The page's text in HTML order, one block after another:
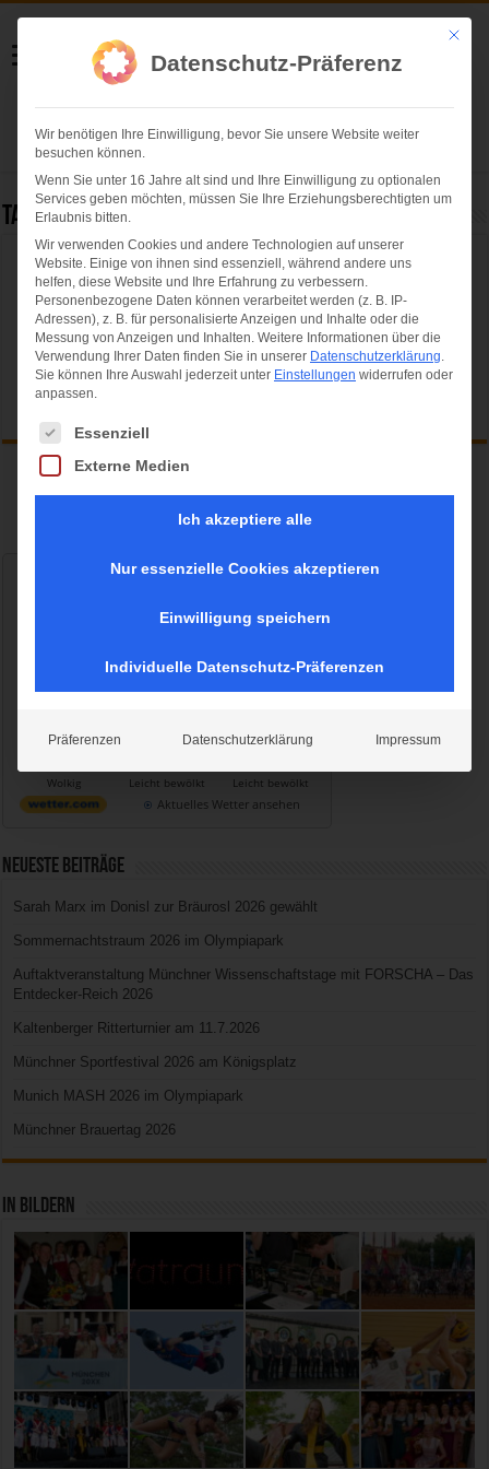
Helmut Swoboda
Fotografie
Herzlich willkommen
Tag Archives:
Leider nichts gefunden...
Entschuldige bitte, aber der von Ihnen angeforderte Seite konnte
nicht gefunden werden...
Wetter München
20 / 24°C
Fr, 07.08.
Wolkig
Sa, 08.08.
Leicht bewölkt
So, 09.08.
Leicht bewölkt
Aktuelles Wetter ansehen
Neueste Beiträge
Sarah Marx im Donisl zur Bräurosl 2026 gewählt
Sommernachtstraum 2026 im Olympiapark
Auftaktveranstaltung Münchner Wissenschaftstage mit FORSCHA – Das
Entdecker-Reich 2026
Kaltenberger Ritterturnier am 11.7.2026
Münchner Sportfestival 2026 am Königsplatz
Munich MASH 2026 im Olympiapark
Münchner Brauertag 2026
In Bildern
Mit
Datenschutz-Präferenz
Wir benötigen Ihre Einwilligung, bevor Sie unsere Website weiter
besuchen können.
Wenn Sie unter 16 Jahre alt sind und Ihre Einwilligung zu optionalen
Services geben möchten, müssen Sie Ihre Erziehungsberechtigten um
Erlaubnis bitten.
Wir verwenden Cookies und andere Technologien auf unserer
Website. Einige von ihnen sind essenziell, während andere uns
helfen, diese Website und Ihre Erfahrung zu verbessern.
Personenbezogene Daten können verarbeitet werden (z. B. IP-
Adressen), z. B. für personalisierte Anzeigen und Inhalte oder die
Messung von Anzeigen und Inhalten. Weitere Informationen über die
Verwendung Ihrer Daten finden Sie in unserer Datenschutzerklärung.
Sie können Ihre Auswahl jederzeit unter Einstellungen widerrufen oder
anpassen.
Es folgt eine Liste der Service-Gruppen, für die eine Einwilligung
Essenziell
Externe Medien
Ich akzeptiere alle
Nur essenzielle Cookies akzeptieren
Einwilligung speichern
Individuelle Datenschutz-Präferenzen
Präferenzen Datenschutzerklärung Impressum